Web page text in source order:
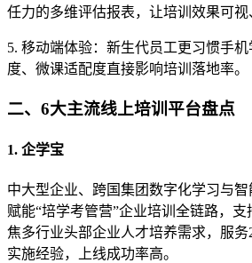
任力的多维评估报表，让培训效果可视
5. 移动端体验：新生代员工更习惯手
度、微课适配度直接影响培训落地率。
二、6大主流线上培训平台盘点
1. 企学宝
中大型企业、跨国集团数字化学习与
赋能“培学考管营”企业培训全链路，
焦多行业头部企业人才培养需求，服务
实施经验，上线成功率高。